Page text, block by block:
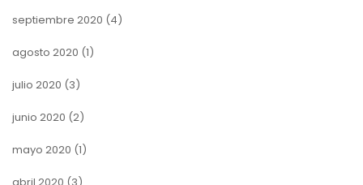
septiembre 2020 (4)
agosto 2020 (1)
julio 2020 (3)
junio 2020 (2)
mayo 2020 (1)
abril 2020 (3)